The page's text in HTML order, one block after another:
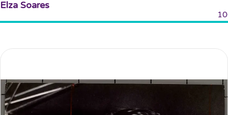
Elza Soares